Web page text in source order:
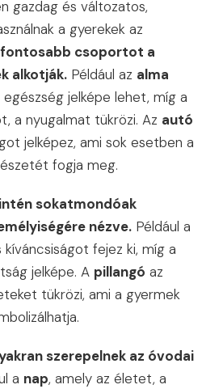
gazdag és változatos,
a gyerekek az
csoportot a
alkotják. Például az alma
jelképe lehet, míg a
a nyugalmat tükrözi. Az autó
jelképez, ami sok esetben a
fogja meg.
sokatmondóak
nézve. Például a
fejez ki, míg a
jelképe. A pillangó az
tükrözi, ami a gyermek
szerepelnek az óvodai
a nap, amely az életet, a